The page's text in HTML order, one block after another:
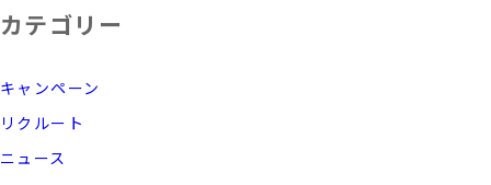
カテゴリー
キャンペーン
リクルート
ニュース